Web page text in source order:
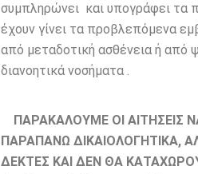
συμπληρώνει και υπογράφει τα
έχουν γίνει τα προβλεπόμενα
από μεταδοτική ασθένεια ή από
διανοητικά νοσήματα .
ΠΑΡΑΚΑΛΟΥΜΕ ΟΙ ΑΙΤΗΣΕΙΣ
ΠΑΡΑΠΑΝΩ ΔΙΚΑΙΟΛΟΓΗΤΙΚΑ,
ΔΕΚΤΕΣ ΚΑΙ ΔΕΝ ΘΑ